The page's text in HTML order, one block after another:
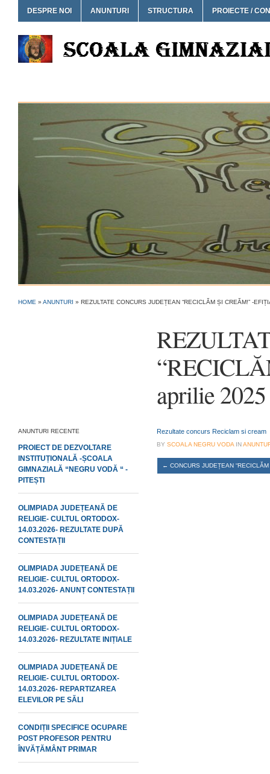
DESPRE NOI ANUNTURI STRUCTURA PROIECTE /
SCOALA GIMNAZIALA
HOME » ANUNTURI » REZULTATE CONCURS JUDEȚEAN “RECICLĂM ȘI CREĂM!” -
aprilie 2025
ANUNTURI RECENTE
PROIECT DE DEZVOLTARE
INSTITUȚIONALĂ -ȘCOALA
GIMNAZIALĂ “NEGRU VODĂ “ -
PITEȘTI
OLIMPIADA JUDEȚEANĂ DE
RELIGIE- CULTUL ORTODOX-
14.03.2026- REZULTATE DUPĂ
CONTESTAȚII
OLIMPIADA JUDEȚEANĂ DE
RELIGIE- CULTUL ORTODOX-
14.03.2026- ANUNȚ CONTESTAȚII
OLIMPIADA JUDEȚEANĂ DE
RELIGIE- CULTUL ORTODOX-
14.03.2026- REZULTATE INIȚIALE
OLIMPIADA JUDEȚEANĂ DE
RELIGIE- CULTUL ORTODOX-
14.03.2026- REPARTIZAREA
ELEVILOR PE SĂLI
CONDIȚII SPECIFICE OCUPARE
POST PROFESOR PENTRU
ÎNVĂȚĂMÂNT PRIMAR
Rezultate concurs Reciclam si cream
BY SCOALA NEGRU VODA IN
← CONCURS JUDEȚEAN